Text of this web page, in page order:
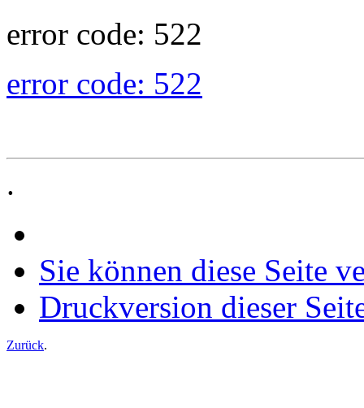
error code: 522
error code: 522
.
Sie können diese Seite
Druckversion dieser
Zurück.